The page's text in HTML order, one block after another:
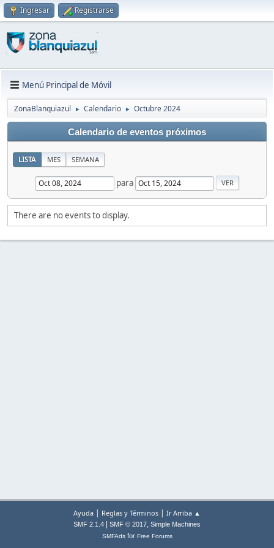
Ingresar Registrarse
Menú Principal de Móvil
ZonaBlanquiazul ► Calendario ► Octubre 2024
Calendario de eventos próximos
LISTA MES SEMANA
para
There are no events to display.
Ayuda | Reglas y Términos | Ir Arriba ▲
SMF 2.1.4 SMF © 2017, Simple Machines
SMFAdsfor Free Forums